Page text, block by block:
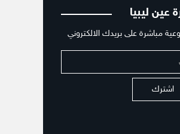
عين ليبيا
مباشرة على بريدك الالكتروني
اشترك